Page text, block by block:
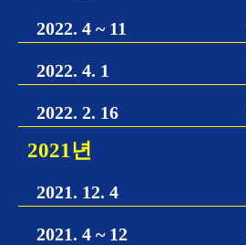
2022. 4 ~ 11
2022. 4. 1
2022. 2. 16
2021년
2021. 12. 4
2021. 4 ~ 12